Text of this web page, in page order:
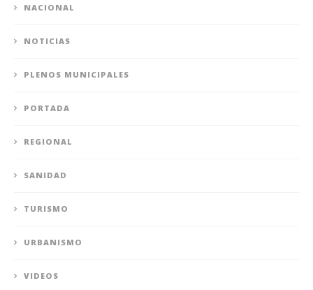
NACIONAL
NOTICIAS
PLENOS MUNICIPALES
PORTADA
REGIONAL
SANIDAD
TURISMO
URBANISMO
VIDEOS